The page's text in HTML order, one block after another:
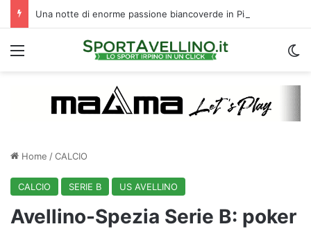
Menu
Home /CALCIO
CALCIO SERIE B US AVELLINO
Avellino-Spezia Serie B: poker